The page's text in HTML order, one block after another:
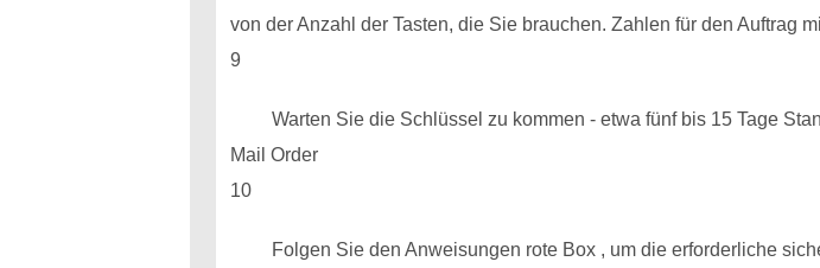
von der Anzahl der Tasten, die Sie brauchen. Zahlen für den Auftrag
9
Warten Sie die Schlüssel zu kommen - etwa fünf bis 15 Tage
Mail Order
10
Folgen Sie den Anweisungen rote Box , um die erforderliche